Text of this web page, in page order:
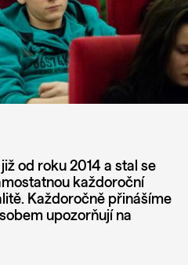
od roku 2014 a stal se
každoroční
Každoročně přinášíme
upozorňují na